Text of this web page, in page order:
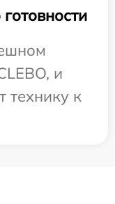
и
технику к